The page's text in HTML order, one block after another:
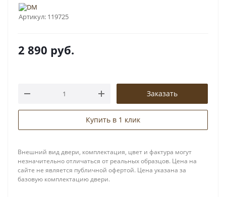
Артикул: 119725
2 890 руб.
Заказать
Купить в 1 клик
Внешний вид двери, комплектация, цвет и фактура могут
незначительно отличаться от реальных образцов. Цена на
сайте не является публичной офертой. Цена указана за
базовую комплектацию двери.